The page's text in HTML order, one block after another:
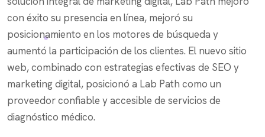
con éxito su presencia en línea, mejoró su
posicionamiento en los motores de búsqueda y
aumentó la participación de los clientes. El nuevo sitio
web, combinado con estrategias efectivas de SEO y
marketing digital, posicionó a Lab Path como un
proveedor confiable y accesible de servicios de
diagnóstico médico.